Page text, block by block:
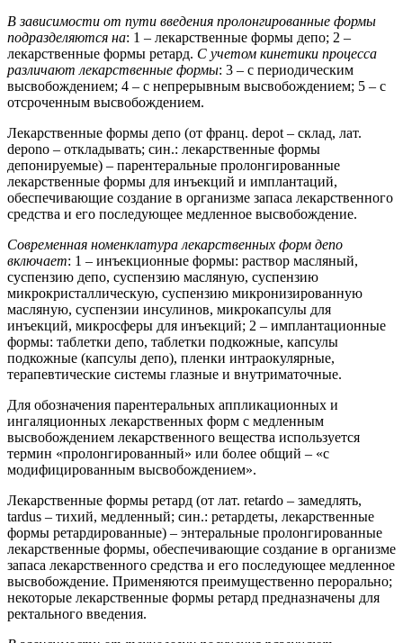
В зависимости от пути введения пролонгированные формы
подразделяются на: 1 – лекарственные формы депо; 2 –
лекарственные формы ретард. С учетом кинетики процесса
различают лекарственные формы: 3 – с периодическим
высвобождением; 4 – с непрерывным высвобождением; 5 – с
отсроченным высвобождением.
Лекарственные формы депо (от франц. depot – склад, лат.
depono – откладывать; син.: лекарственные формы
депонируемые) – парентеральные пролонгированные
лекарственные формы для инъекций и имплантаций,
обеспечивающие создание в организме запаса лекарственного
средства и его последующее медленное высвобождение.
Современная номенклатура лекарственных форм депо
включает: 1 – инъекционные формы: раствор масляный,
суспензию депо, суспензию масляную, суспензию
микрокристаллическую, суспензию микронизированную
масляную, суспензии инсулинов, микрокапсулы для
инъекций, микросферы для инъекций; 2 – имплантационные
формы: таблетки депо, таблетки подкожные, капсулы
подкожные (капсулы депо), пленки интраокулярные,
терапевтические системы глазные и внутриматочные.
Для обозначения парентеральных аппликационных и
ингаляционных лекарственных форм с медленным
высвобождением лекарственного вещества используется
термин «пролонгированный» или более общий – «с
модифицированным высвобождением».
Лекарственные формы ретард (от лат. retardo – замедлять,
tardus – тихий, медленный; син.: ретардеты, лекарственные
формы ретардированные) – энтеральные пролонгированные
лекарственные формы, обеспечивающие создание в организме
запаса лекарственного средства и его последующее медленное
высвобождение. Применяются преимущественно перорально;
некоторые лекарственные формы ретард предназначены для
ректального введения.